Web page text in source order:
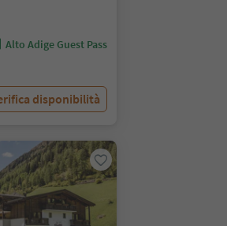
Alto Adige Guest Pass
disponibilità